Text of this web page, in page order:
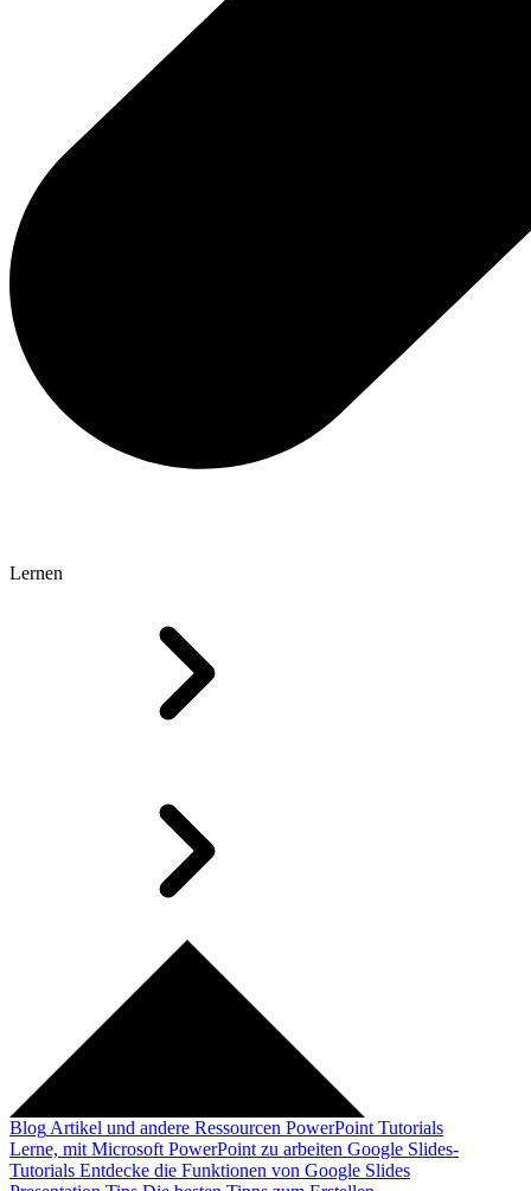
Lernen
Blog Artikel und andere Ressourcen PowerPoint Tutorials
Lerne, mit Microsoft PowerPoint zu arbeiten Google Slides-
Tutorials Entdecke die Funktionen von Google Slides